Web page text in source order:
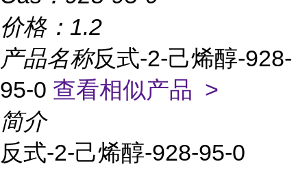
价格： 1.2
产品名称反式-2-己烯醇-928-
95-0 查看相似产品 >
简介
反式-2-己烯醇-928-95-0